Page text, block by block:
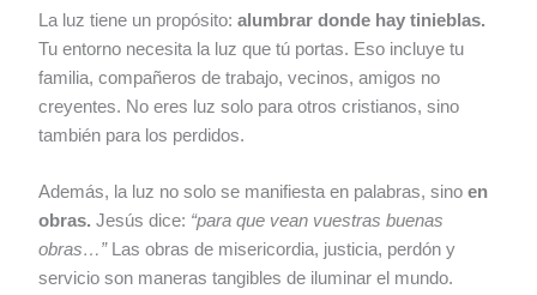
La luz tiene un propósito:alumbrar donde hay tinieblas.
Tu entorno necesita la luz que tú portas. Eso incluye tu
familia, compañeros de trabajo, vecinos, amigos no
creyentes. No eres luz solo para otros cristianos, sino
también para los perdidos.
Además, la luz no solo se manifiesta en palabras, sinoen
obras. Jesús dice: “para que vean vuestras buenas
obras…”Las obras de misericordia, justicia, perdón y
servicio son maneras tangibles de iluminar el mundo.